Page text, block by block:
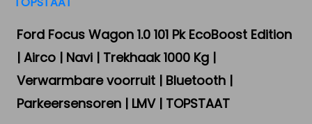
Ford Focus Wagon 1.0 101 Pk EcoBoost Edition
| Airco | Navi | Trekhaak 1000 Kg |
Verwarmbare voorruit | Bluetooth |
Parkeersensoren | LMV | TOPSTAAT